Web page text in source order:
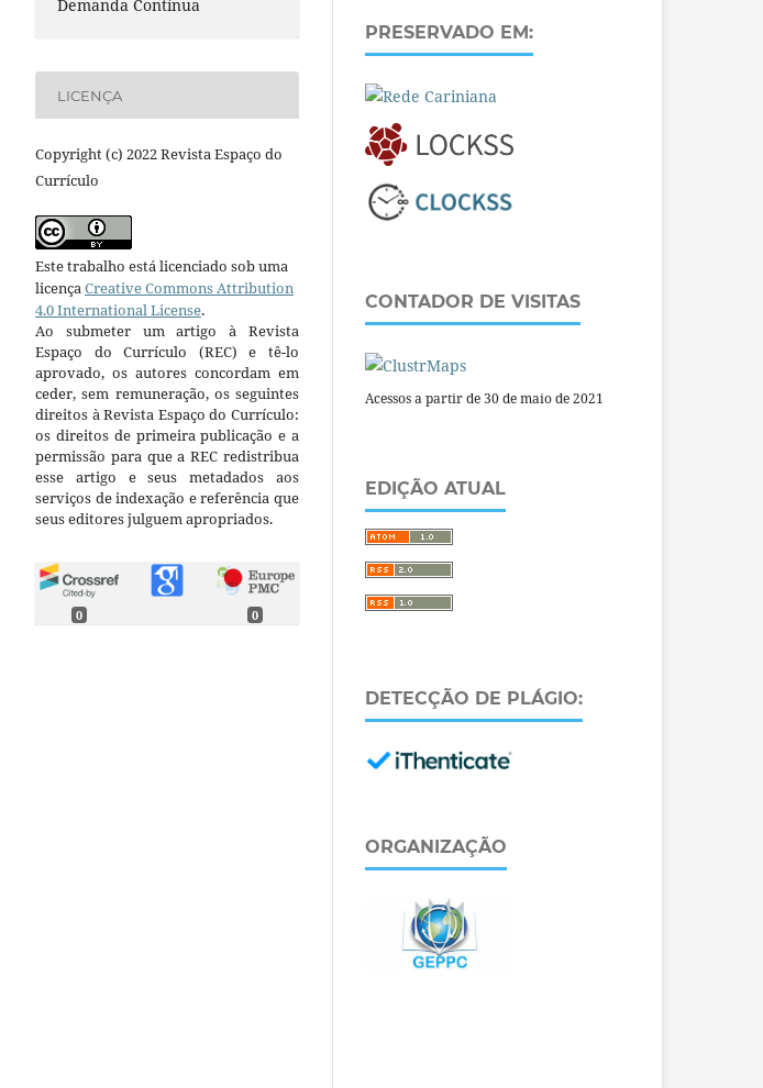
Demanda Contínua
LICENÇA
Copyright (c) 2022 Revista Espaço do
Currículo
Este trabalho está licenciado sob uma
licençaCreative Commons Attribution
4.0 International License.
Ao submeter um artigo à Revista
Espaço do Currículo (REC) e tê-lo
aprovado, os autores concordam em
ceder, sem remuneração, os seguintes
direitos à Revista Espaço do Currículo:
os direitos de primeira publicação e a
permissão para que a REC redistribua
esse artigo e seus metadados aos
serviços de indexação e referência que
seus editores julguem apropriados.
0 0
PRESERVADO EM:
CONTADOR DE VISITAS
Acessos a partir de 30 de maio de 2021
EDIÇÃO ATUAL
DETECÇÃO DE PLÁGIO:
ORGANIZAÇÃO